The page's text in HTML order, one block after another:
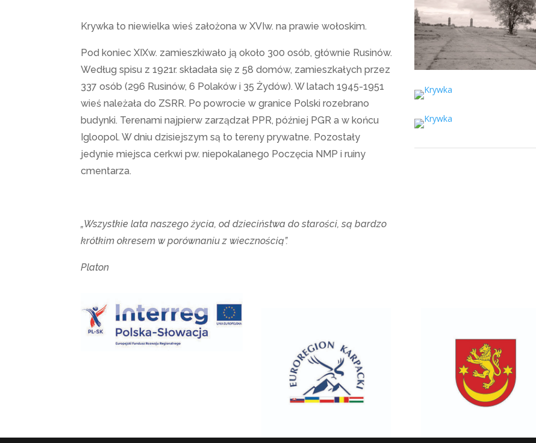
Krywka to niewielka wieś założona w XVIw. na prawie wołoskim.
Pod koniec XIXw. zamieszkiwało ją około 300 osób, głównie Rusinów.
Według spisu z 1921r. składała się z 58 domów, zamieszkałych przez
337 osób (296 Rusinów, 6 Polaków i 35 Żydów). W latach 1945-1951
wieś należała do ZSRR. Po powrocie w granice Polski rozebrano
budynki. Terenami najpierw zarządzał PPR, później PGR a w końcu
Igloopol. W dniu dzisiejszym są to tereny prywatne. Pozostały
jedynie miejsca cerkwi pw. niepokalanego Poczęcia NMP i ruiny
cmentarza.
„Wszystkie lata naszego życia, od dzieciństwa do starości, są bardzo
krótkim okresem w porównaniu z wiecznością”.
Platon